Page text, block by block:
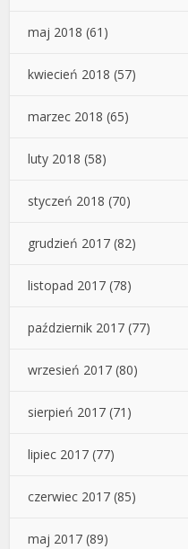
maj 2018 (61)
kwiecień 2018 (57)
marzec 2018 (65)
luty 2018 (58)
styczeń 2018 (70)
grudzień 2017 (82)
listopad 2017 (78)
październik 2017 (77)
wrzesień 2017 (80)
sierpień 2017 (71)
lipiec 2017 (77)
czerwiec 2017 (85)
maj 2017 (89)